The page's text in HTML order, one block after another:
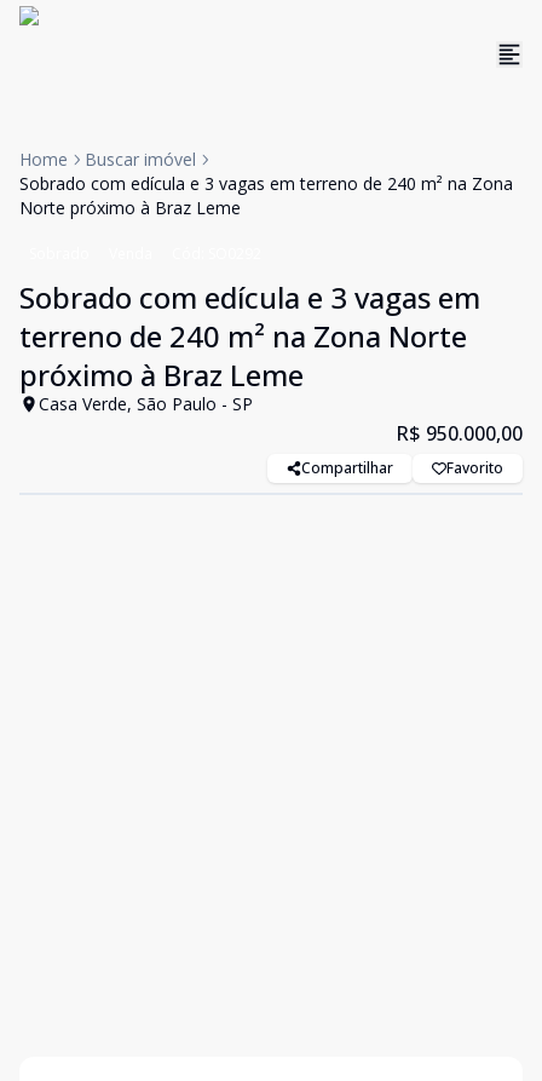
Home
Buscar imóvel
Sobrado com edícula e 3 vagas em terreno de 240 m² na Zona
Norte próximo à Braz Leme
Sobrado com edícula e 3 vagas em
terreno de 240 m² na Zona Norte
próximo à Braz Leme
Casa Verde, São Paulo - SP
R$ 950.000,00
Compartilhar Favorito